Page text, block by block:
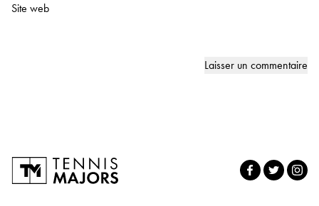
Site web